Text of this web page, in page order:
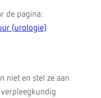
de pagina:
(urologie)
niet en stel ze aan